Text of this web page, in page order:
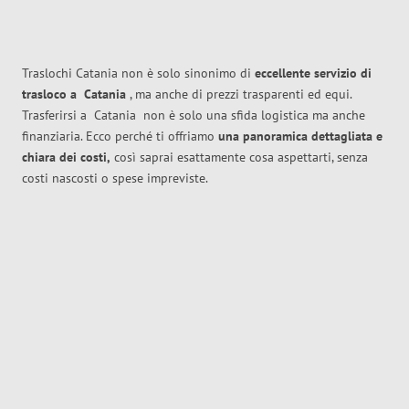
Traslochi Catania non è solo sinonimo di eccellente servizio di
trasloco a Catania , ma anche di prezzi trasparenti ed equi.
Trasferirsi a Catania non è solo una sfida logistica ma anche
finanziaria. Ecco perché ti offriamo una panoramica dettagliata e
chiara dei costi, così saprai esattamente cosa aspettarti, senza
costi nascosti o spese impreviste.